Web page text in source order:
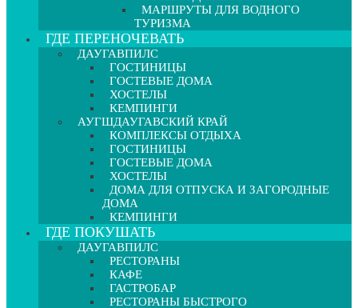
МАРШРУТЫ ДЛЯ ВОДНОГО
ТУРИЗМА
ГДЕ ПЕРЕНОЧЕВАТЬ
ДАУГАВПИЛС
ГОСТИНИЦЫ
ГОСТЕВЫЕ ДОМА
ХОСТЕЛЫ
КЕМПИНГИ
АУГШДАУГАВСКИЙ КРАЙ
КОМПЛЕКСЫ ОТДЫХА
ГОСТИНИЦЫ
ГОСТЕВЫЕ ДОМА
ХОСТЕЛЫ
ДОМА ДЛЯ ОТПУСКА И ЗАГОРОДНЫЕ
ДОМА
КЕМПИНГИ
ГДЕ ПОКУШАТЬ
ДАУГАВПИЛС
РЕСТОРАНЫ
КАФЕ
ГАСТРОБАР
РЕСТОРАНЫ БЫСТРОГО